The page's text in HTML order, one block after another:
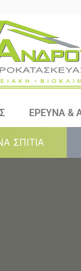
ΕΡΕΥΝΑ &
ΣΠΙΤΙΑ